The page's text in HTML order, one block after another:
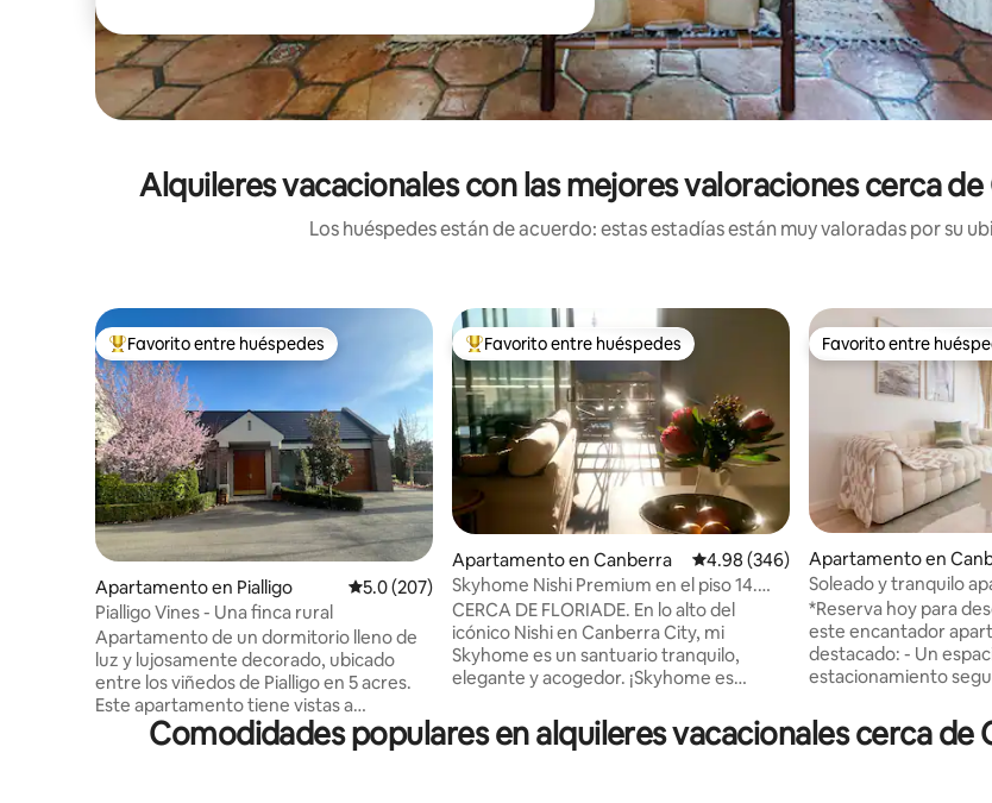
Alquileres vacacionales con las mejores valoraciones cerca
Los huéspedes están de acuerdo: estas estadías están muy valoradas por su
Favorito entre huéspedes preferido
Favorito entre huéspedes
Apartamento en Pialligo Calificación promedio: 5.0 de 5, 207 reseñas
5.0 (207)
Pialligo Vines - Una finca rural
Apartamento de un dormitorio lleno de
luz y lujosamente decorado, ubicado
entre los viñedos de Pialligo en 5 acres.
Este apartamento tiene vistas a
Parliament House y está a solo 8 minutos
en coche de la ciudad de Canberra y a 3
Favorito entre huéspedes preferido
Favorito entre huéspedes
Apartamento en Canberra Calificación promedio: 4.98 de 5,
4.98 (346)
Skyhome Nishi Premium en el piso 14.
¡Vistas! Estacionamiento gratuito
CERCA DE FLORIADE. En lo alto del
icónico Nishi en Canberra City, mi
Skyhome es un santuario tranquilo,
elegante y acogedor. ¡Skyhome es
espacio de trabajo tranquilo, una pareja
de vacaciones que busca un nido de
Favorito entre
Favorito entre
Apartamento en
Soleado y tranquilo
CBD, cerca de
*Reserva hoy para
este encantador
destacado: - Un espacio de
estacionamiento seguro
montaña de 180°
A 2 minutos a pie del centro de
Comodidades populares en alquileres vacacionales cerca